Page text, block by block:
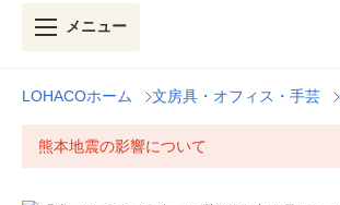
メニュー
LOHACOホーム 文房具・オフィス・手芸
熊本地震の影響について